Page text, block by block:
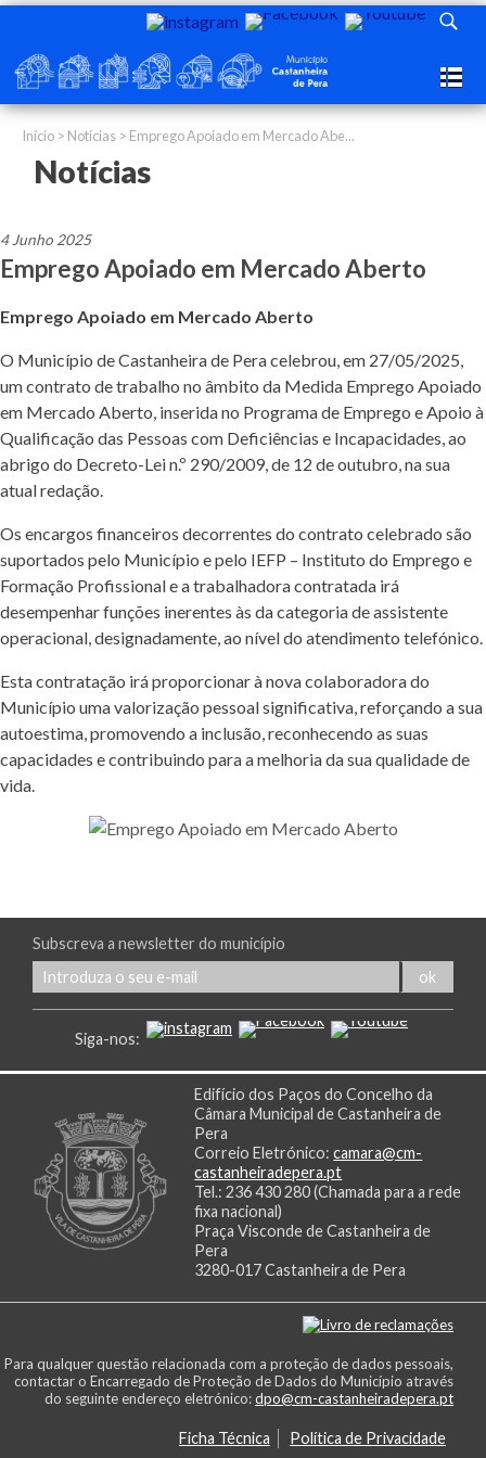
Início > Notícias > Emprego Apoiado em Mercado Abe...
Notícias
4 Junho 2025
Emprego Apoiado em Mercado Aberto
Emprego Apoiado em Mercado Aberto
O Município de Castanheira de Pera celebrou, em 27/05/2025,
um contrato de trabalho no âmbito da Medida Emprego Apoiado
em Mercado Aberto, inserida no Programa de Emprego e Apoio à
Qualificação das Pessoas com Deficiências e Incapacidades, ao
abrigo do Decreto-Lei n.º 290/2009, de 12 de outubro, na sua
atual redação.
Os encargos financeiros decorrentes do contrato celebrado são
suportados pelo Município e pelo IEFP – Instituto do Emprego e
Formação Profissional e a trabalhadora contratada irá
desempenhar funções inerentes às da categoria de assistente
operacional, designadamente, ao nível do atendimento telefónico.
Esta contratação irá proporcionar à nova colaboradora do
Município uma valorização pessoal significativa, reforçando a sua
autoestima, promovendo a inclusão, reconhecendo as suas
capacidades e contribuindo para a melhoria da sua qualidade de
vida.
Subscreva a newsletter do município
Siga-nos:
Edifício dos Paços do Concelho da
Câmara Municipal de Castanheira de
Pera
Correio Eletrónico:camara@cm-
castanheiradepera.pt
Tel.: 236 430 280 (Chamada para a rede
fixa nacional)
Praça Visconde de Castanheira de
Pera
3280-017 Castanheira de Pera
Para qualquer questão relacionada com a proteção de dados pessoais,
contactar o Encarregado de Proteção de Dados do Município através
do seguinte endereço eletrónico:dpo@cm-castanheiradepera.pt
Ficha Técnica Política de Privacidade